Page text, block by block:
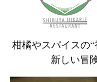
柑橘やスパイスの
新しい冒